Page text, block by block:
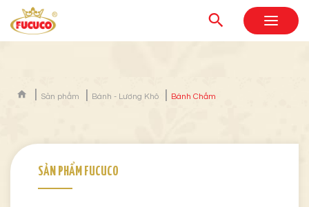
Sản phẩm Bánh - Lương Khô Bánh Chấm
SẢN PHẨM FUCUCO